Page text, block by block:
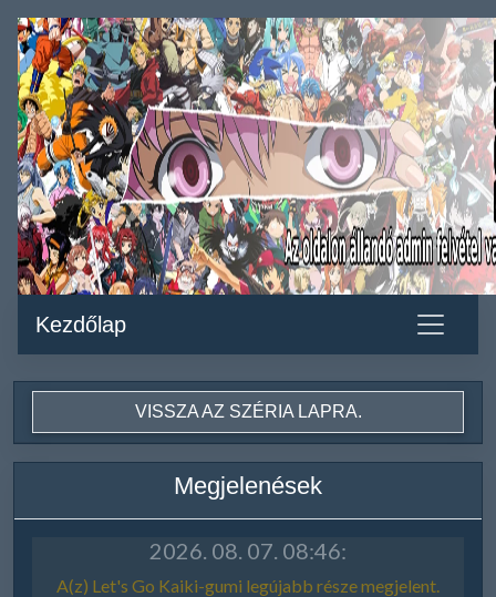
Kezdőlap
VISSZA AZ SZÉRIA LAPRA.
Megjelenések